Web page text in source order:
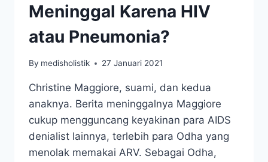
Meninggal Karena HIV
atau Pneumonia?
By medisholistik 27 Januari 2021
Christine Maggiore, suami, dan kedua
anaknya. Berita meninggalnya Maggiore
cukup mengguncang keyakinan para AIDS
denialist lainnya, terlebih para Odha yang
menolak memakai ARV. Sebagai Odha,